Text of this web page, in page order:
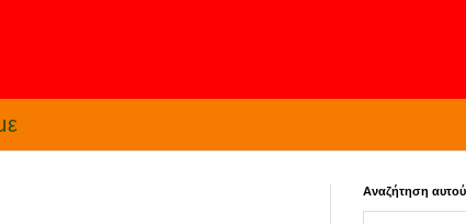
Αναζήτηση αυτού